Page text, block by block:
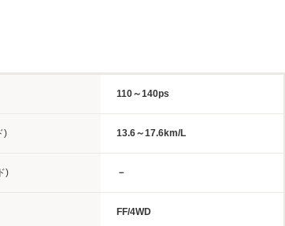
110～140ps
) 13.6～17.6km/L
) －
FF/4WD